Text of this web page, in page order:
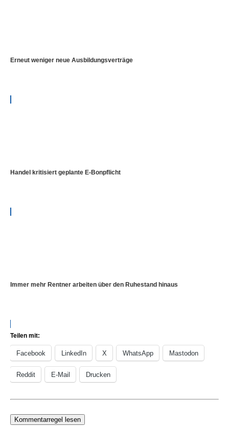
Erneut weniger neue Ausbildungsverträge
Handel kritisiert geplante E-Bonpflicht
Immer mehr Rentner arbeiten über den Ruhestand hinaus
Teilen mit:
Facebook LinkedIn X WhatsApp Mastodon
Reddit E-Mail Drucken
Kommentarregel lesen